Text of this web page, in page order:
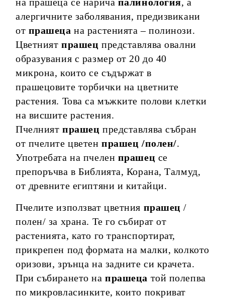
алергичните заболявания, предизвикани
от прашеца на растенията – полинози.
Цветниятпрашец представлява овални
образувания с размер от 20 до 40
микрона, които се съдържат в
прашецовите торбички на цветните
растения. Това са мъжките полови клетки
на висшите растения.
Пчелниятпрашец представлява събран
от пчелите цветенпрашец /полен/.
Употребата на пчелен прашец се
препоръчва в Библията, Корана, Талмуд,
от древните египтяни и китайци.
Пчелите използват цветния прашец /
полен/ за храна. Те го събират от
растенията, като го транспортират,
прикрепен под формата на малки, колкото
оризови, зрънца на задните си крачета.
При събирането напрашеца той полепва
по микровласинките, които покриват